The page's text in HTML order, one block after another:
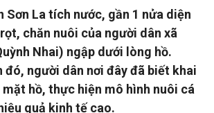
Sơn La tích nước, gần 1 nửa diện
chăn nuôi của người dân xã
Nhai) ngập dưới lòng hồ.
đó, người dân nơi đây đã biết khai
hồ, thực hiện mô hình nuôi cá
quả kinh tế cao.